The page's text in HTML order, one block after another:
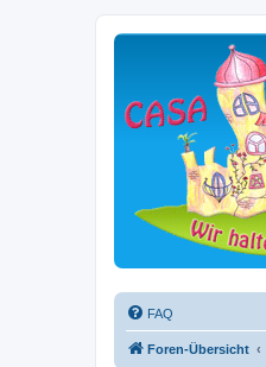
FAQ
Foren-Übersicht